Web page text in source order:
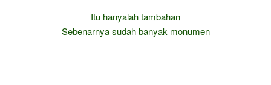
Itu hanyalah tambahan
Sebenarnya sudah banyak monumen